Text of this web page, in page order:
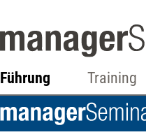
Führung Training